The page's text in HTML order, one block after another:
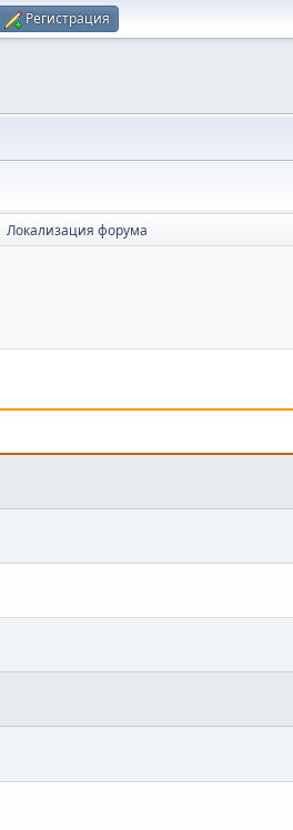
Регистрация
Локализация форума